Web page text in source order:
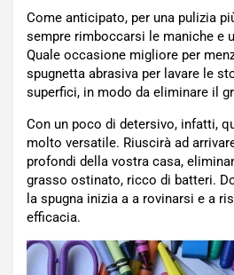
Come anticipato, per una pulizia
sempre rimboccarsi le maniche e
Quale occasione migliore per
spugnetta abrasiva per lavare le
superfici, in modo da eliminare il
Con un poco di detersivo, infatti,
molto versatile. Riuscirà ad
profondi della vostra casa,
grasso ostinato, ricco di batteri.
la spugna inizia a a rovinarsi e a
efficacia.